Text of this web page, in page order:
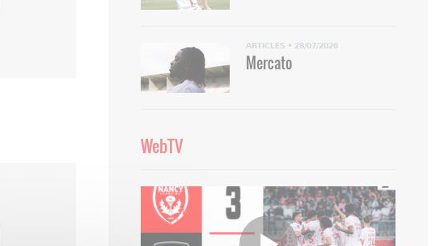
ARTICLES • 28/07/2026
Mercato
WebTV